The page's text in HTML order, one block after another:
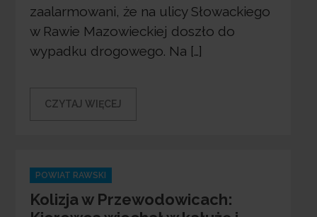
zaalarmowani, że na ulicy Słowackiego
w Rawie Mazowieckiej doszło do
wypadku drogowego. Na […]
CZYTAJ WIĘCEJ
Categories
POWIAT RAWSKI
Kolizja w Przewodowicach: